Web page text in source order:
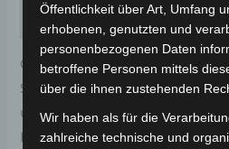
Original-Ersatzteil für den
Sitzuntere kunststoff pp für
und Haltbarkeit. Weitere
Fahrzeug findest du hier:
Öffentlichkeit über Art, Umfang
erhobenen, genutzten und
personenbezogenen Daten
betroffene Personen mittels
über die ihnen zustehenden
Wir haben als für die
zahlreiche technische und